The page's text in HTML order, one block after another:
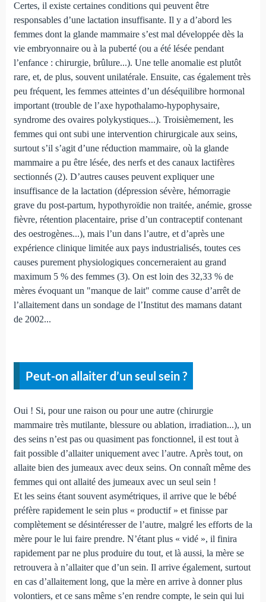
Certes, il existe certaines conditions qui peuvent être
responsables d’une lactation insuffisante. Il y a d’abord les
femmes dont la glande mammaire s’est mal développée dès la
vie embryonnaire ou à la puberté (ou a été lésée pendant
l’enfance : chirurgie, brûlure...). Une telle anomalie est plutôt
rare, et, de plus, souvent unilatérale. Ensuite, cas également très
peu fréquent, les femmes atteintes d’un déséquilibre hormonal
important (trouble de l’axe hypothalamo-hypophysaire,
syndrome des ovaires polykystiques...). Troisièmement, les
femmes qui ont subi une intervention chirurgicale aux seins,
surtout s’il s’agit d’une réduction mammaire, où la glande
mammaire a pu être lésée, des nerfs et des canaux lactifères
sectionnés (2). D’autres causes peuvent expliquer une
insuffisance de la lactation (dépression sévère, hémorragie
grave du post-partum, hypothyroïdie non traitée, anémie, grosse
fièvre, rétention placentaire, prise d’un contraceptif contenant
des oestrogènes...), mais l’un dans l’autre, et d’après une
expérience clinique limitée aux pays industrialisés, toutes ces
causes purement physiologiques concerneraient au grand
maximum 5 % des femmes (3). On est loin des 32,33 % de
mères évoquant un "manque de lait" comme cause d’arrêt de
l’allaitement dans un sondage de l’Institut des mamans datant
de 2002...
Peut-on allaiter d’un seul sein ?
Oui ! Si, pour une raison ou pour une autre (chirurgie
mammaire très mutilante, blessure ou ablation, irradiation...), un
des seins n’est pas ou quasiment pas fonctionnel, il est tout à
fait possible d’allaiter uniquement avec l’autre. Après tout, on
allaite bien des jumeaux avec deux seins. On connaît même des
femmes qui ont allaité des jumeaux avec un seul sein !
Et les seins étant souvent asymétriques, il arrive que le bébé
préfère rapidement le sein plus « productif » et finisse par
complètement se désintéresser de l’autre, malgré les efforts de la
mère pour le lui faire prendre. N’étant plus « vidé », il finira
rapidement par ne plus produire du tout, et là aussi, la mère se
retrouvera à n’allaiter que d’un sein. Il arrive également, surtout
en cas d’allaitement long, que la mère en arrive à donner plus
volontiers, et ce sans même s’en rendre compte, le sein qui lui